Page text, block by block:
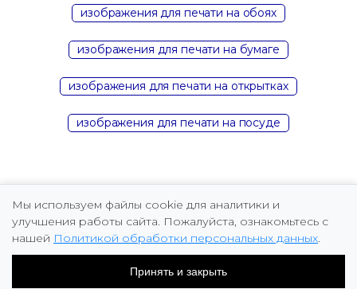
изображения для печати на обоях
изображения для печати на бумаге
изображения для печати на открытках
изображения для печати на посуде
Copyright © 2026 Marina Fomicheva
Мы используем файлы cookie для аналитики и
улучшения работы сайта. Пожалуйста, ознакомьтесь с
нашей Политикой обработки персональных данных.
Принять и закрыть